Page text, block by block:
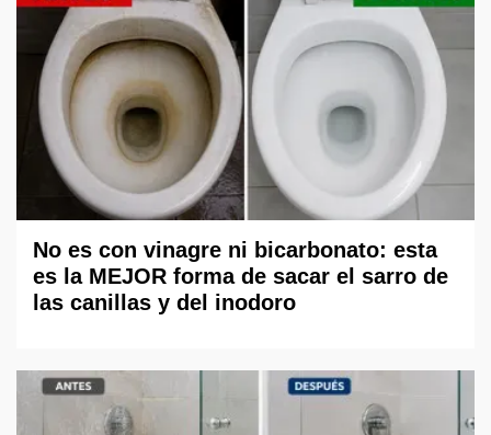
No es con vinagre ni bicarbonato: esta
es la MEJOR forma de sacar el sarro de
las canillas y del inodoro